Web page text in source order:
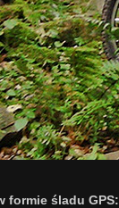
formie śladu GPS: